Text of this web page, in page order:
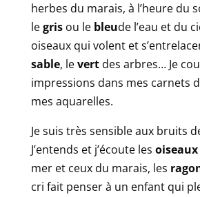
herbes du marais, à l’heure du
legrisou le bleude l’eau et du
oiseaux qui volent et
sable, levertdes arbres… Je
impressions dans mes carnets
mes aquarelles.
Je suis très sensible aux bruits
J’entends et j’écoute les oiseaux
mer et ceux du marais, les
cri fait penser à un enfant qui